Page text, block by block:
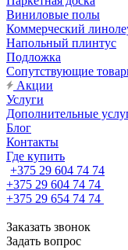
Виниловые полы
Коммерческий
Напольный плинтус
Подложка
Сопутствующие
Акции
Услуги
Дополнительные
Блог
Контакты
Где купить
+375 29 604 74 74
+375 29 604 74 74
+375 29 654 74 74
Заказать звонок
Задать вопрос